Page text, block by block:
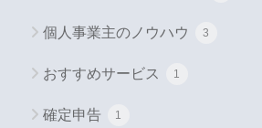
個人事業主のノウハウ 3
おすすめサービス 1
確定申告 1